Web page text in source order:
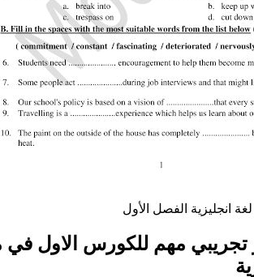
الفصل الأول
مهم للكورس الاول في مادة